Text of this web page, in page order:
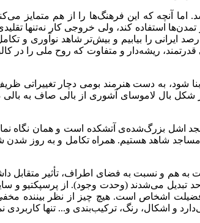
آنچه که این فرهنگ‌ها را از هم متمایز
استفاده کند، ولی خروجی کار نه‌تنها
را بیابیم و بیش‌تر شاهد نوآوری و
ریشه‌دار و متفاوت که روح ملی را در
شود، به دست هنرمند بومی دچار تغییراتی
بال لاموسای آشوری از بالی صاف به بالی
اشل بزرگ‌شده‌ی آتشکده است و همان نگاه
شاهد هستیم. همراه تکامل و به روز شدن
به هم و نسبت به فضای اطراف، تأثیر متقابل
تبدیل می‌شدند (وحدت وجود). از پرسپکتیو و
اشخاص است. هیچ چیز از نظر بیننده
و اشکال، رنگ، ترکیب‌بندی و... تنها کاربردی